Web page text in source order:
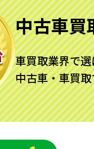
中古車買
車買取業界で
中古車・車買